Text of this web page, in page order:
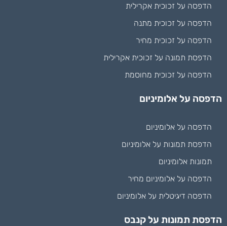
הדפסה על זכוכית אקרילית
הדפסה על זכוכית מתנה
הדפסה על זכוכית מחיר
הדפסת תמונה על זכוכית אקרילית
הדפסה על זכוכית מחוסמת
הדפסה על אלומיניום
הדפסה על אלומיניום
הדפסת תמונות על אלומיניום
תמונות אלומיניום
הדפסה על אלומיניום מחיר
הדפסה דיגיטלית על אלומיניום
הדפסת תמונות על קנבס